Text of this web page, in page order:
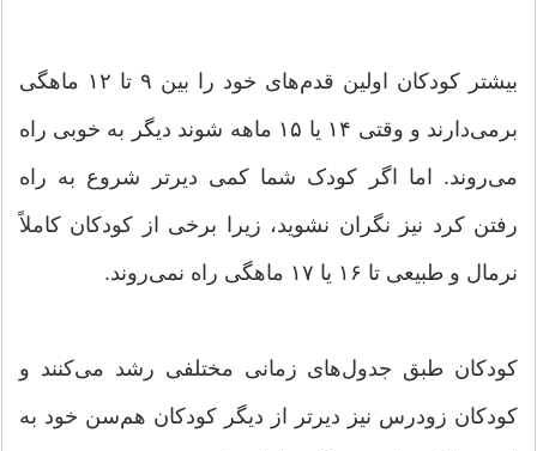
بیشتر کودکان اولین قدم‌های خود را بین ۹ تا ۱۲ ماهگی
برمی‌دارند و وقتی ۱۴ یا ۱۵ ماهه شوند دیگر به خوبی راه
می‌روند. اما اگر کودک شما کمی دیرتر شروع به راه
رفتن کرد نیز نگران نشوید، زیرا برخی از کودکان کاملاً
نرمال و طبیعی تا ۱۶ یا ۱۷ ماهگی راه نمی‌روند.
کودکان طبق جدول‌های زمانی مختلفی رشد می‌کنند و
کودکان زودرس نیز دیرتر از دیگر کودکان هم‌سن‌ خود به